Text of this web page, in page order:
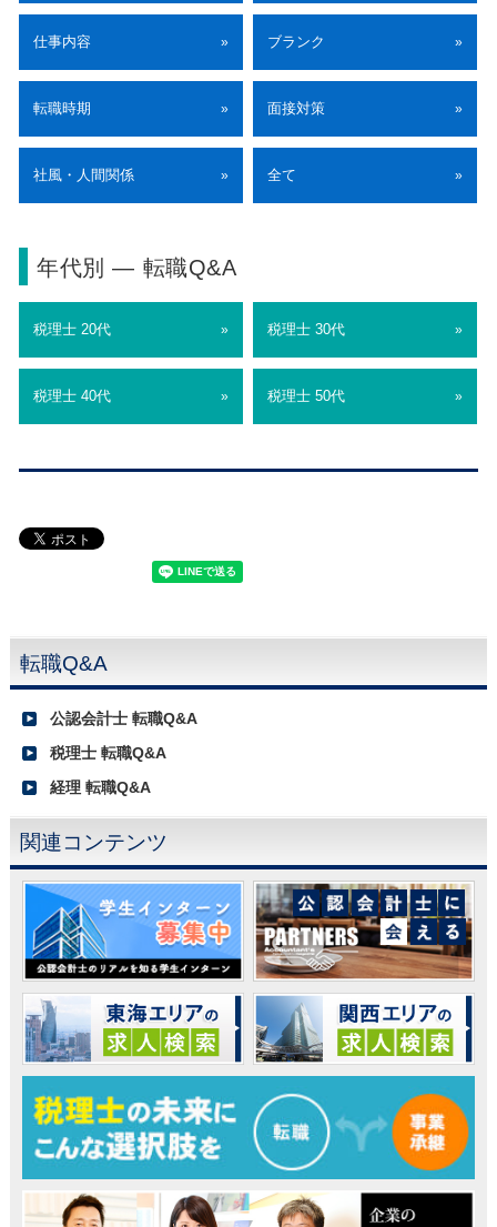
仕事内容 » ブランク »
転職時期 » 面接対策 »
社風・人間関係 » 全て »
年代別 ― 転職Q&A
税理士 20代 » 税理士 30代 »
税理士 40代 » 税理士 50代 »
転職Q&A
公認会計士 転職Q&A
税理士 転職Q&A
経理 転職Q&A
関連コンテンツ